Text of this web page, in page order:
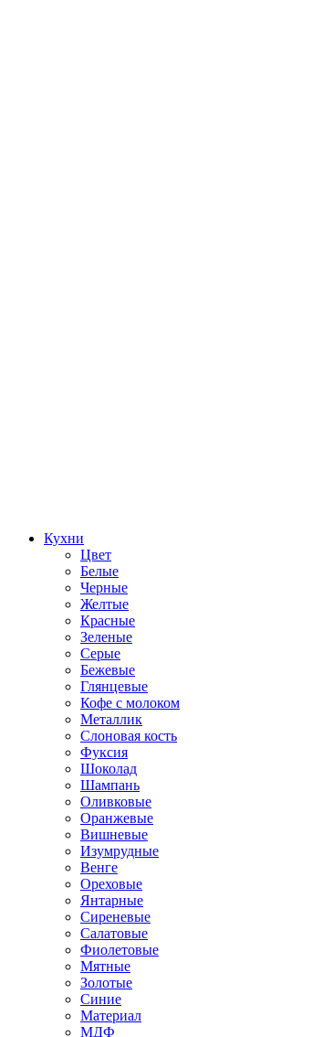
Кухни
Цвет
Белые
Черные
Желтые
Красные
Зеленые
Серые
Бежевые
Глянцевые
Кофе с молоком
Металлик
Слоновая кость
Фуксия
Шоколад
Шампань
Оливковые
Оранжевые
Вишневые
Изумрудные
Венге
Ореховые
Янтарные
Сиреневые
Салатовые
Фиолетовые
Мятные
Золотые
Синие
Материал
МДФ